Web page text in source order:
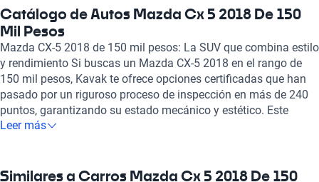
Catálogo de Autos Mazda Cx 5 2018 De 150
Mil Pesos
Mazda CX-5 2018 de 150 mil pesos: La SUV que combina estilo
y rendimiento Si buscas un Mazda CX-5 2018 en el rango de
150 mil pesos, Kavak te ofrece opciones certificadas que han
pasado por un riguroso proceso de inspección en más de 240
puntos, garantizando su estado mecánico y estético. Este
modelo de Mazda destaca por su diseño elegante y deportivo,
Además, disfruta de una eficiencia de combustible
Leer más
Similares a Carros Mazda Cx 5 2018 De 150